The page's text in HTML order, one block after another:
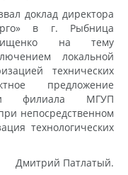
доклад директора
в г. Рыбница
на тему
локальной
технических
предложение
филиала МГУП
непосредственном
технологических
Дмитрий Патлатый.